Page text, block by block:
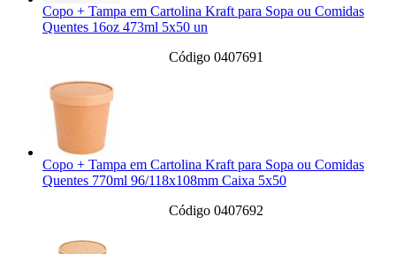
Copo + Tampa em Cartolina Kraft para Sopa ou Comidas
Quentes 16oz 473ml 5x50 un
Código 0407691
Copo + Tampa em Cartolina Kraft para Sopa ou Comidas
Quentes 770ml 96/118x108mm Caixa 5x50
Código 0407692